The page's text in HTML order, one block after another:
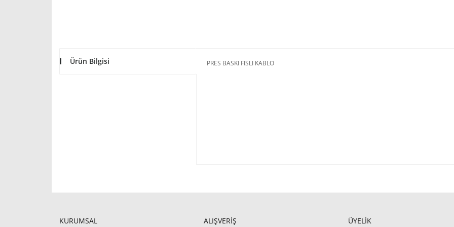
Ürün Bilgisi PRES BASKI FISLI KABLO
KURUMSAL ALIŞVERİŞ ÜYELİK